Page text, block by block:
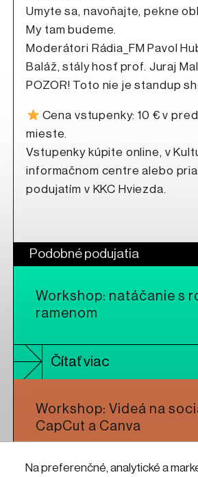
Na preferenčné, analytické a
Umyte sa, navoňajte, pekne
My tam budeme.
Moderátori Rádia_FM Pavol
Baláž, stály hosť prof. Juraj
POZOR! Toto nie je standup
Cena vstupenky: 10 € v
mieste.
Vstupenky kúpite online, v
informačnom centre alebo
podujatím v KKC Hviezda.
Podobné podujatia
Workshop: natáčanie s
ramenom
Čítať viac
Workshop: Videá na
CapCut a Canva